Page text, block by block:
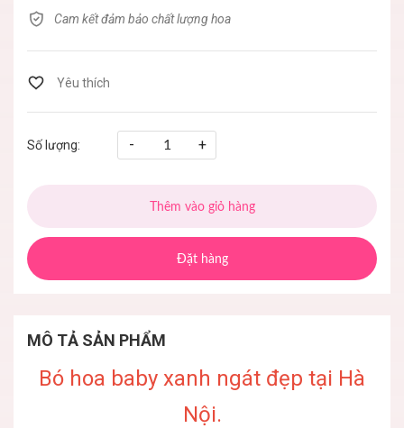
Cam kết đảm bảo chất lượng hoa
Số lượng: - +
Thêm vào giỏ hàng
Đặt hàng
MÔ TẢ SẢN PHẨM
Bó hoa baby xanh ngát đẹp tại Hà
Nội.